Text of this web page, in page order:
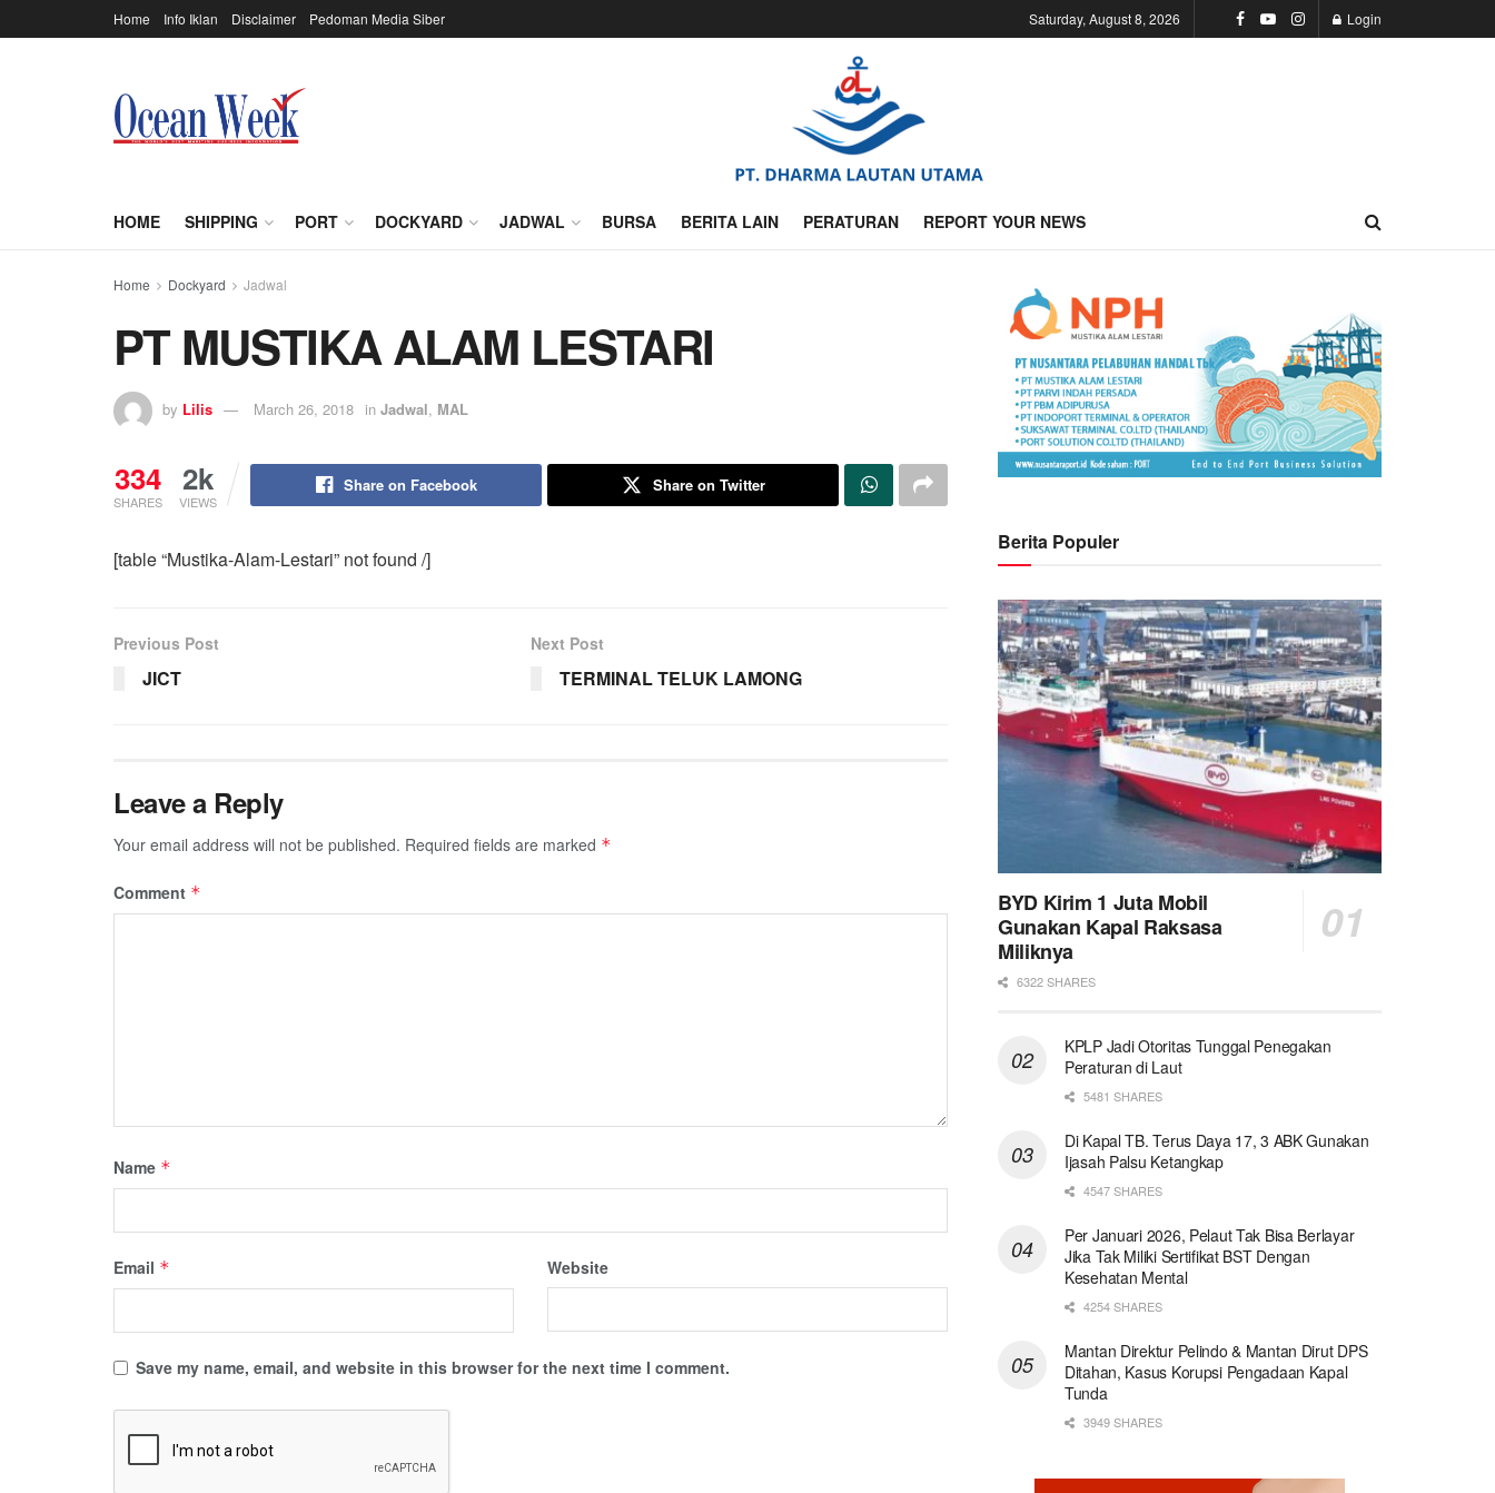
Home Info Iklan Disclaimer Pedoman Media Siber Saturday, August 8, 2026 Login
HOME SHIPPING PORT DOCKYARD JADWAL BURSA BERITA LAIN PERATURAN REPORT YOUR NEWS
Home Dockyard Jadwal
PT MUSTIKA ALAM LESTARI
by Lilis March 26, 2018 in Jadwal, MAL
334
SHARES
2k
VIEWS
Share on Facebook Share on Twitter
[table “Mustika-Alam-Lestari” not found /]
Previous Post
JICT
Next Post
TERMINAL TELUK LAMONG
Leave a Reply
Your email address will not be published. Required fields are marked *
Comment *
Name *
Email * Website
Save my name, email, and website in this browser for the next time I comment.
Berita Populer
BYD Kirim 1 Juta Mobil
Gunakan Kapal Raksasa
Miliknya
6322 SHARES
KPLP Jadi Otoritas Tunggal Penegakan
Peraturan di Laut
5481 SHARES
Di Kapal TB. Terus Daya 17, 3 ABK Gunakan
Ijasah Palsu Ketangkap
4547 SHARES
Per Januari 2026, Pelaut Tak Bisa Berlayar
Jika Tak Miliki Sertifikat BST Dengan
Kesehatan Mental
4254 SHARES
Mantan Direktur Pelindo & Mantan Dirut DPS
Ditahan, Kasus Korupsi Pengadaan Kapal
Tunda
3949 SHARES